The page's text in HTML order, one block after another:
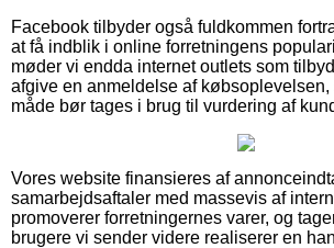
Facebook tilbyder også fuldkommen
at få indblik i online forretningens
møder vi endda internet outlets som
afgive en anmeldelse af købsoplevelsen,
måde bør tages i brug til vurdering af
Vores website finansieres af
samarbejdsaftaler med massevis af
promoverer forretningernes varer, og
brugere vi sender videre realiserer en